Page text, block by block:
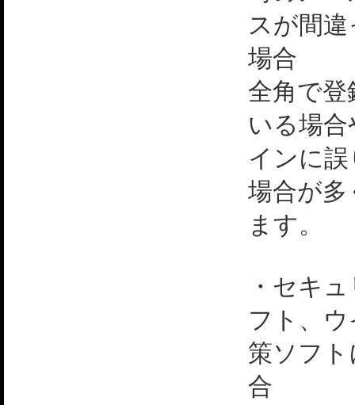
スが間
場合
全角で
いる場
インに
場合が
ます。
・セキ
フト、
策ソフ
合